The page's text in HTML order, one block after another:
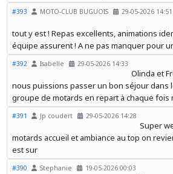
#393 MOTO-CLUB BUGUOIS 29-05-2026 14:51
tout y est ! Repas excellents, animations
équipe assurent ! A ne pas manquer pour
#392 Isabelle 29-05-2026 14:33
Olinda et
nous puissions passer un bon séjour dans
groupe de motards en repart à chaque fois
#391 Jp coudert 29-05-2026 14:28
Super
motards accueil et ambiance au top on
est sur
#390 Stephanie 19-05-2026 00:03